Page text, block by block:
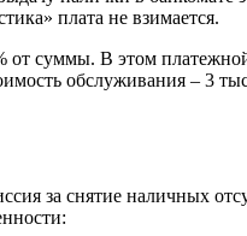
плата не взимается.
от суммы. В этом
обслуживания – 3
за снятие наличных